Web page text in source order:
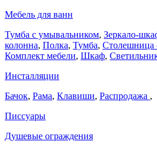
Мебель для ванн
Тумба с умывальником, Зеркало-
колонна, Полка, Тумба, Столешница
Комплект мебели, Шкаф,
Инсталляции
Бачок, Рама, Клавиши, Распродажа ,
Писсуары
Душевые ограждения